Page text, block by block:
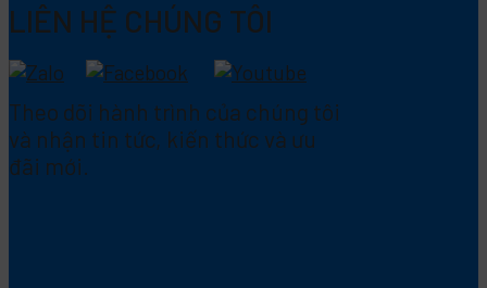
LIÊN HỆ CHÚNG TÔI
Theo dõi hành trình của chúng tôi
và nhận tin tức, kiến thức và ưu
đãi mới.